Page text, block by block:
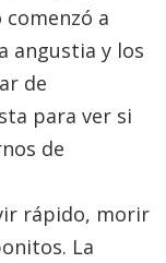
a
angustia y los
de
para ver si
de
rápido, morir
La